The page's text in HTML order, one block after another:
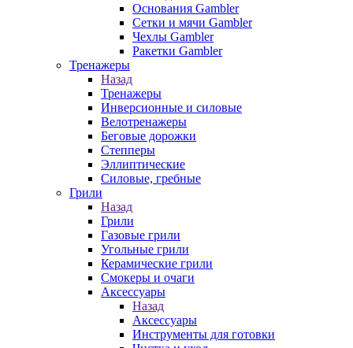
Основания Gambler
Сетки и мячи Gambler
Чехлы Gambler
Ракетки Gambler
Тренажеры
Назад
Тренажеры
Инверсионные и силовые
Велотренажеры
Беговые дорожки
Степперы
Эллиптические
Силовые, гребные
Грили
Назад
Грили
Газовые грили
Угольные грили
Керамические грили
Смокеры и очаги
Аксессуары
Назад
Аксессуары
Инструменты для готовки